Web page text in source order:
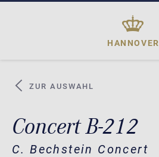
HANNOVER
ZUR AUSWAHL
Concert B-212
C. Bechstein Concert